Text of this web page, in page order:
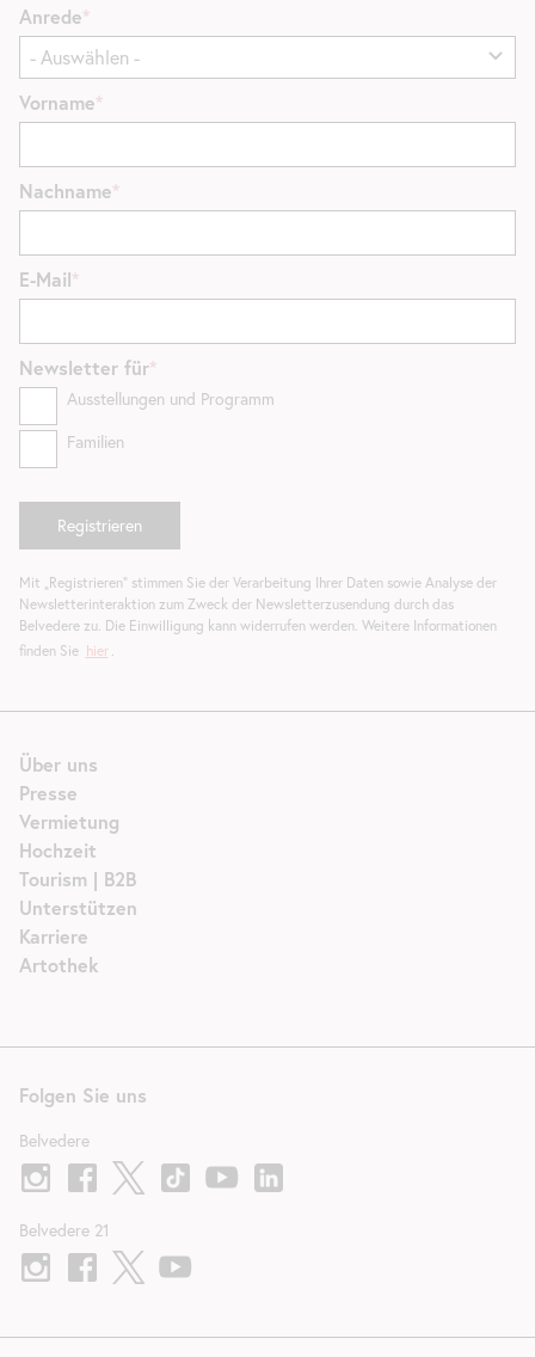
Über uns
Presse
Vermietung
Hochzeit
Tourism | B2B
Unterstützen
Karriere
Artothek
Folgen Sie uns
Belvedere
Belvedere 21
Anrede
Vorname
Nachname
E-Mail
Newsletter für
Ausstellungen und Programm
Familien
Mit „Registrieren“ stimmen Sie der Verarbeitung Ihrer Daten sowie Analyse der
Newsletterinteraktion zum Zweck der Newsletterzusendung durch das
Belvedere zu. Die Einwilligung kann widerrufen werden. Weitere Informationen
finden Sie hier